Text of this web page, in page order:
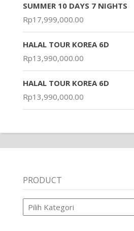
SUMMER 10 DAYS 7 NIGHTS
Rp17,999,000.00
HALAL TOUR KOREA 6D
Rp13,990,000.00
HALAL TOUR KOREA 6D
Rp13,990,000.00
PRODUCT
Product